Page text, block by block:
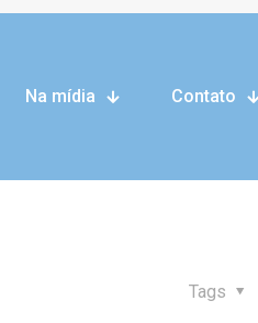
Na mídia Contato
Tags